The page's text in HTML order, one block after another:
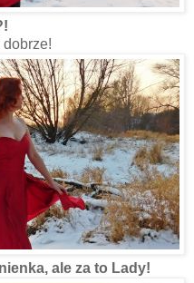
dobrze!
ale za to Lady!